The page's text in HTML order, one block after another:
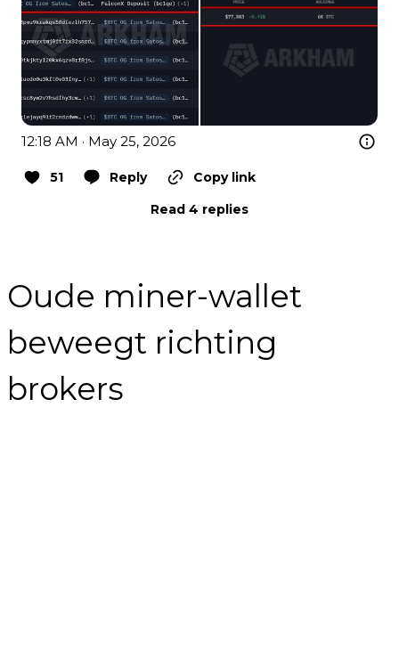
12:18 AM · May 25, 2026
51 Reply
Copy link
Read 4 replies
Oude miner-wallet
beweegt richting
brokers